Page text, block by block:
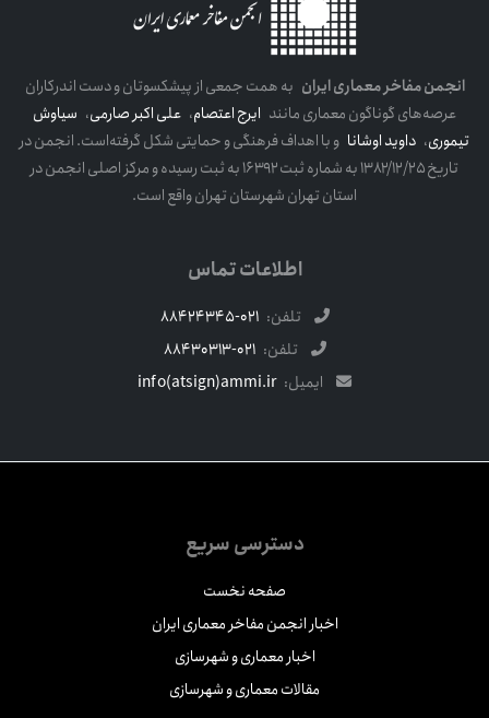
انجمن مفاخر معماری ایرانبه همت جمعی از پیشکسوتان و دست اندرکاران
عرصه‌های گوناگون معماری مانندایرج اعتصام،علی اکبر صارمی،سیاوش
تیموری،داوید اوشاناو با اهداف فرهنگی و حمایتی شکل گرفته‌است. انجمن در
تاریخ ۱۳۸۲/۱۲/۲۵ به شماره ثبت ۱۶۳۹۲ به ثبت رسیده و مرکز اصلی انجمن در
استان تهران شهرستان تهران واقع است.
اطلاعات تماس
تلفن: 021-88424345
تلفن: 021-88430313
ایمیل: info(atsign)ammi.ir
دسترسی سریع
صفحه نخست
اخبار انجمن مفاخر معماری ایران
اخبار معماری و شهرسازی
مقالات معماری و شهرسازی